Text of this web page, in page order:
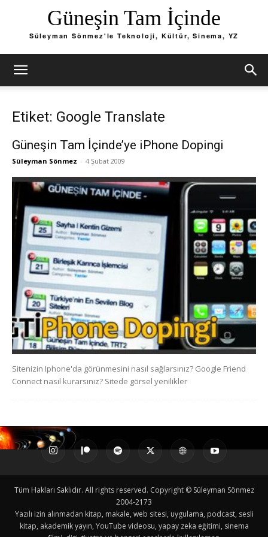
Güneşin Tam İçinde
Süleyman Sönmez'le Teknoloji, Kültür, Sinema, YZ
Etiket: Google Translate
Güneşin Tam İçinde’ye iPhone Dopingi
Süleyman Sönmez - 4 Şubat 2009
Sitenizin Iphone'da görünmesini nasıl sağlarsınız? Google Friend
Connect nasıl kurarsınız? Sitede görsel yenilikler
Tüm Hakları Saklıdır. All rights reserved. Copyright © Süleyman Sönmez
2004-2173
Yazılı izin alınmadan kitap, makale, web sitesi, uygulama, podcast, sesli
kitap, akademik yayın, YouTube videosu, yapay zeka eğitimi, sinema